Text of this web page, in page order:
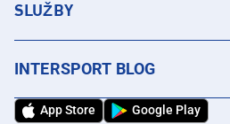
SLUŽBY
INTERSPORT BLOG
App Store Google Play